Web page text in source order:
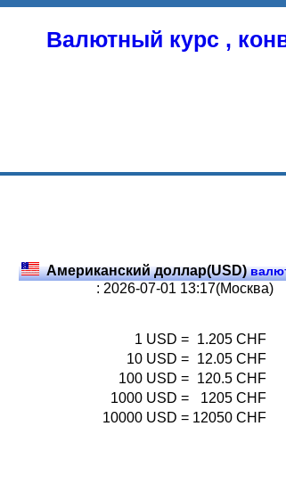
Валютный курс ,
Американский доллар(USD)
: 2026-07-01 13:17(Москва)
1 USD = 1.205 CHF
10 USD = 12.05 CHF
100 USD = 120.5 CHF
1000 USD = 1205 CHF
10000 USD = 12050 CHF